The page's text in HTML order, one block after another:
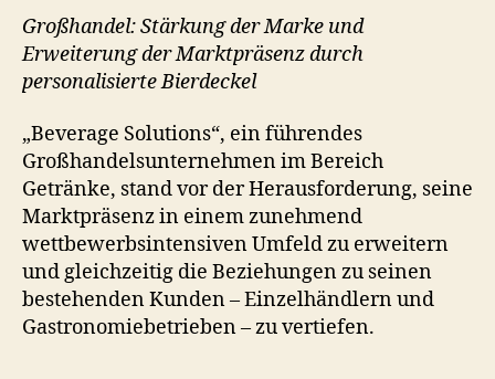
Großhandel: Stärkung der Marke und
Erweiterung der Marktpräsenz durch
personalisierte Bierdeckel
„Beverage Solutions“, ein führendes
Großhandelsunternehmen im Bereich
Getränke, stand vor der Herausforderung, seine
Marktpräsenz in einem zunehmend
wettbewerbsintensiven Umfeld zu erweitern
und gleichzeitig die Beziehungen zu seinen
bestehenden Kunden – Einzelhändlern und
Gastronomiebetrieben – zu vertiefen.